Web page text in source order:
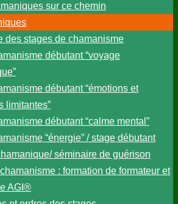
sur ce chemin
des stages de chamanisme
débutant “voyage
débutant “émotions et
limitantes”
débutant “calme mental”
“énergie” / stage débutant
séminaire de guérison
: formation de formateur et
AGI®